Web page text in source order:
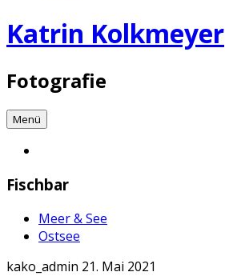
Katrin Kolkmeyer
Fotografie
Menü
Fischbar
Meer & See
Ostsee
kako_admin 21. Mai 2021